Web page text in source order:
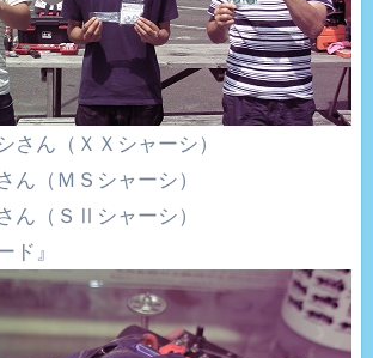
ん（ＸＸシャーシ）
（ＭＳシャーシ）
ん（ＳⅡシャーシ）
ド』